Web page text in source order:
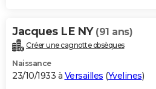
Jacques LE NY (91 ans)
Créer une cagnotte obsèques
Naissance
23/10/1933 à Versailles (Yvelines)